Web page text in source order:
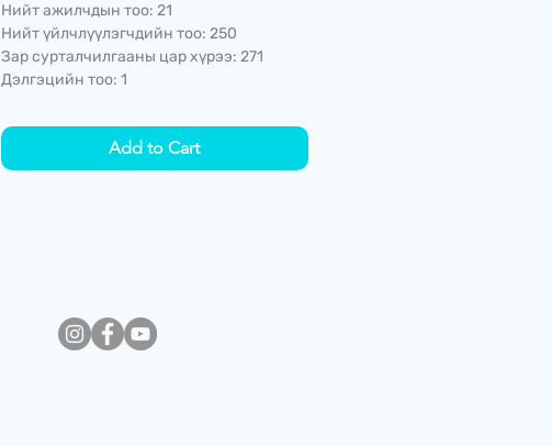
Нийт ажилчдын тоо: 21
Нийт үйлчлүүлэгчдийн тоо: 250
Зар сурталчилгааны цар хүрээ: 271
Дэлгэцийн тоо: 1
Add to Cart